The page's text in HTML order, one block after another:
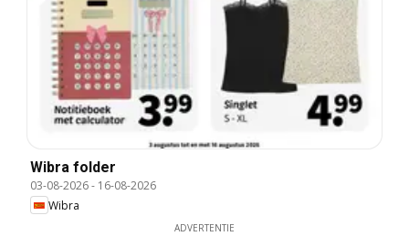
Wibra folder
03-08-2026- 16-08-2026
Wibra
ADVERTENTIE